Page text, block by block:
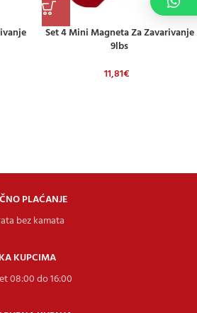
Set 4 Mini Magneta Za Zavarivanje
9lbs
11,81€
PLAĆANJE
bez kamata
KUPCIMA
08:00 do 16:00